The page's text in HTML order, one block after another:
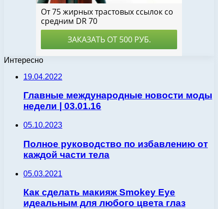
Интересно
19.04.2022
Главные международные новости моды
недели | 03.01.16
05.10.2023
Полное руководство по избавлению от
каждой части тела
05.03.2021
Как сделать макияж Smokey Eye
идеальным для любого цвета глаз